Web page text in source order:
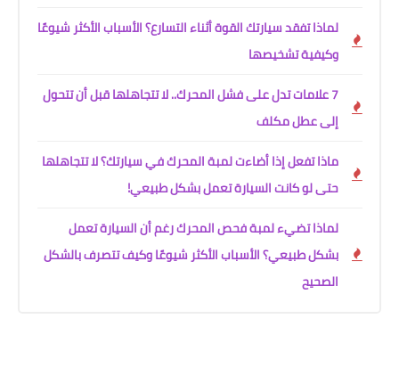
لماذا تفقد سيارتك القوة أثناء التسارع؟ الأسباب الأكثر شيوعًا
وكيفية تشخيصها
7 علامات تدل على فشل المحرك.. لا تتجاهلها قبل أن تتحول
إلى عطل مكلف
ماذا تفعل إذا أضاءت لمبة المحرك في سيارتك؟ لا تتجاهلها
حتى لو كانت السيارة تعمل بشكل طبيعي!
لماذا تضيء لمبة فحص المحرك رغم أن السيارة تعمل
بشكل طبيعي؟ الأسباب الأكثر شيوعًا وكيف تتصرف بالشكل
الصحيح